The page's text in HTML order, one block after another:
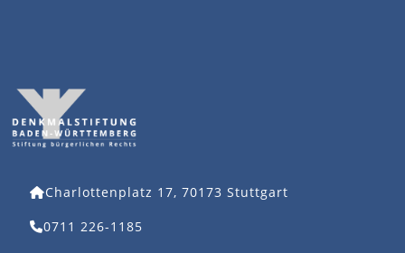
Charlottenplatz 17, 70173 Stuttgart
0711 226-1185